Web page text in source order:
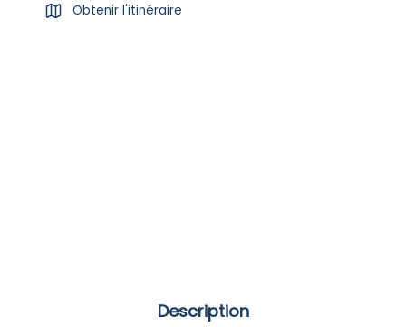
Obtenir l'itinéraire
Description